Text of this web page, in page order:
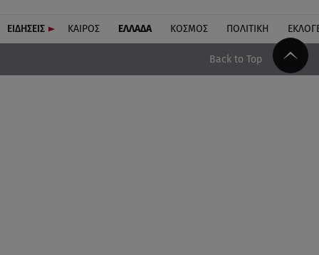
ΕΙΔΗΣΕΙΣ ΚΑΙΡΟΣ ΕΛΛΑΔΑ ΚΟΣΜΟΣ ΠΟΛΙΤΙΚΗ
Back to Top